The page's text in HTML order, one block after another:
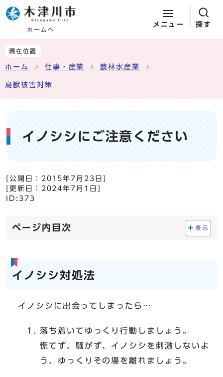
ホームへ
メニュー 探す
現在位置
ホーム 仕事・産業 農林水産業
鳥獣被害対策
イノシシにご注意ください
[公開日： 2015年7月23日
[更新日： 2024年7月1日
ID:373
ページ内目次 表示
イノシシ対処法
イノシシに出会ってしまったら…
落ち着いてゆっくり行動しましょう。
慌てず、騒がず、イノシシを刺激しないよ
う、ゆっくりその場を離れましょう。